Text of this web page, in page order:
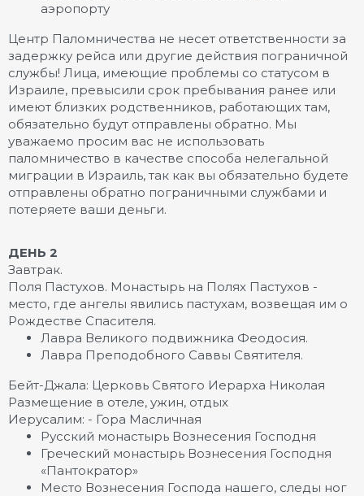
аэропорту
Центр Паломничества не несет ответственности за
задержку рейса или другие действия пограничной
службы! Лица, имеющие проблемы со статусом в
Израиле, превысили срок пребывания ранее или
имеют близких родственников, работающих там,
обязательно будут отправлены обратно. Мы
уважаемо просим вас не использовать
паломничество в качестве способа нелегальной
миграции в Израиль, так как вы обязательно будете
отправлены обратно пограничными службами и
потеряете ваши деньги.
ДЕНЬ 2
Завтрак.
Поля Пастухов. Монастырь на Полях Пастухов -
место, где ангелы явились пастухам, возвещая им о
Рождестве Спасителя.
Лавра Великого подвижника Феодосия.
Лавра Преподобного Саввы Святителя.
Бейт-Джала: Церковь Святого Иерарха Николая
Размещение в отеле, ужин, отдых
Иерусалим: - Гора Масличная
Русский монастырь Вознесения Господня
Греческий монастырь Вознесения Господня
«Пантократор»
Место Вознесения Господа нашего, следы ног